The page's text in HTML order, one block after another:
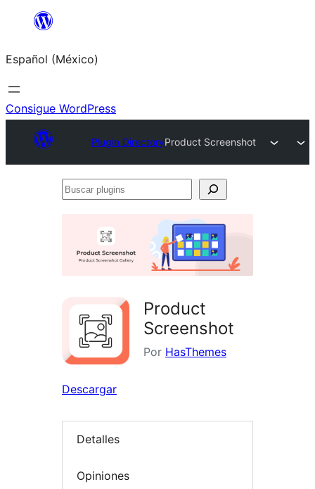
Saltar
contenido
Español (México)
Consigue WordPress
Plugin DirectoryProduct Screenshot
Buscar
Product
Screenshot
Por HasThemes
Descargar
Detalles
Opiniones